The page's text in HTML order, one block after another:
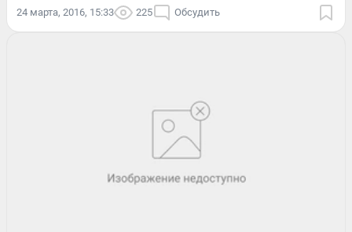
24 марта, 2016, 15:33 225 Обсудить